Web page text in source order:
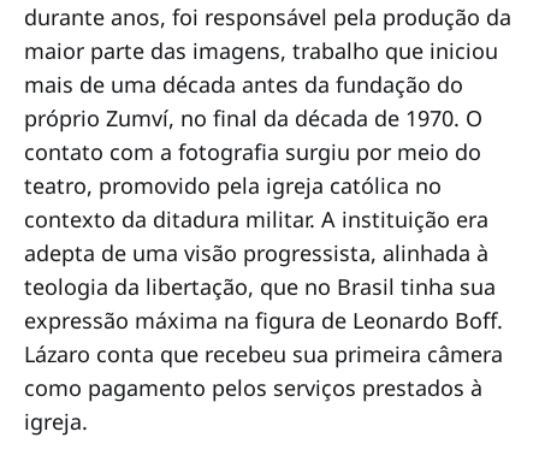
durante anos, foi responsável pela produção da
maior parte das imagens, trabalho que iniciou
mais de uma década antes da fundação do
próprio Zumví, no final da década de 1970. O
contato com a fotografia surgiu por meio do
teatro, promovido pela igreja católica no
contexto da ditadura militar. A instituição era
adepta de uma visão progressista, alinhada à
teologia da libertação, que no Brasil tinha sua
expressão máxima na figura de Leonardo Boff.
Lázaro conta que recebeu sua primeira câmera
como pagamento pelos serviços prestados à
igreja.